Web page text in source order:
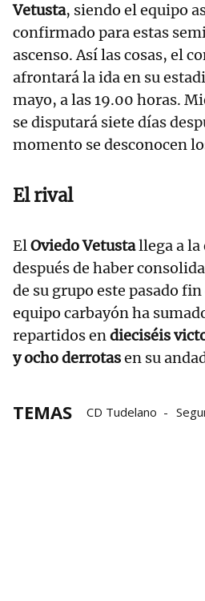
Vetusta, siendo el equipo
confirmado para estas
ascenso. Así las cosas, el
afrontará la ida en su
mayo, a las 19.00 horas.
se disputará siete días
momento se desconocen
El rival
ElOviedo Vetustallega a
después de haber
de su grupo este pasado
equipo carbayón ha
repartidos endieciséis
y ocho derrotasen su
TEMAS CD Tudelano